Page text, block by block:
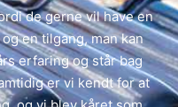
de gerne vil have en
en tilgang, man kan
erfaring og står bag
er vi kendt for at